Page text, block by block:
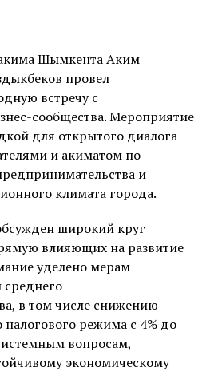
Шымкента Аким
провел
встречу с
сообщества. Мероприятие
для открытого диалога
и акиматом по
и
климата города.
широкий круг
влияющих на развитие
уделено мерам
в том числе снижению
налогового режима с 4% до
вопросам,
экономическому